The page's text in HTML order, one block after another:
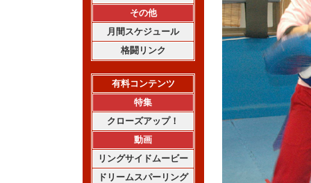
その他
月間スケジュール
格闘リンク
有料コンテンツ
特集
クローズアップ！
動画
リングサイドムービー
ドリームスパーリング